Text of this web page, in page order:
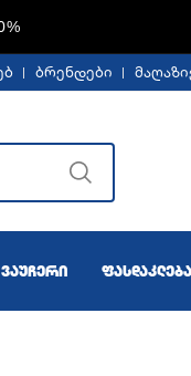
ბრენდები
ფასდაკლება